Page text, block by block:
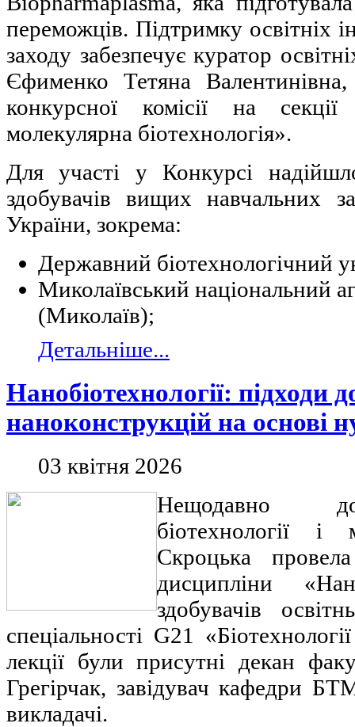
переможців. Підтримку освітніх
заходу забезпечує куратор
Єфименко Тетяна
конкурсної комісії на
молекулярна біотехнологія».
Для участі у Конкурсі
здобувачів вищих навчальних
України, зокрема:
Державний біотехнологічний
Миколаївський національний
(Миколаїв);
Детальніше...
Нанобіотехнології: підходи
наноконструкцій на основі
03 квітня 2026
Нещодавно
біотехнології і
Скроцька
дисципліни
здобувачів
спеціальності G21
лекції були присутні декан
Грегірчак, завідувач кафедри
викладачі.